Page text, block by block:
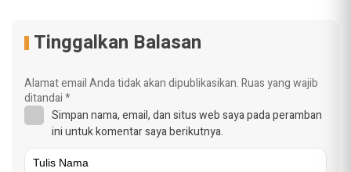
Tinggalkan Balasan
Alamat email Anda tidak akan dipublikasikan.Ruas yang wajib
ditandai*
Simpan nama, email, dan situs web saya pada peramban
ini untuk komentar saya berikutnya.